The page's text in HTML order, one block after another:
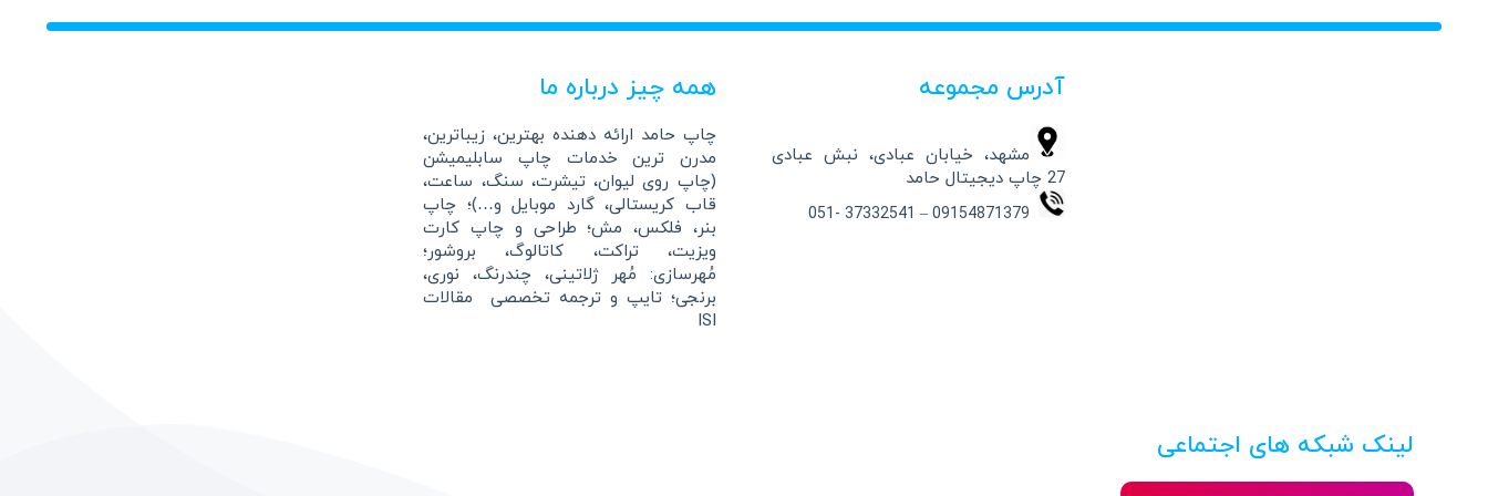
آدرس مجموعه
مشهد، خیابان عبادی، نبش عبادی
27 چاپ دیجیتال حامد
همه چیز درباره ما
چاپ حامد ارائه دهنده بهترین، زیباترین،
مدرن ترین خدمات چاپ سابلیمیشن
(چاپ روی لیوان، تیشرت، سنگ، ساعت،
قاب کریستالی، گارد موبایل و…)؛ چاپ
بنر، فلکس، مش؛ طراحی و چاپ کارت
ویزیت، تراکت، کاتالوگ، بروشور؛
مُهرسازی: مُهر ژلاتینی، چندرنگ، نوری،
برنجی؛ تایپ و ترجمه تخصصی مقالات
ISI
لینک شبکه های اجتماعی